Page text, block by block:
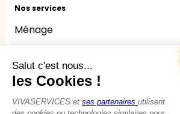
Nos services
Ménage
Jardinage
Bricolage
Nounou